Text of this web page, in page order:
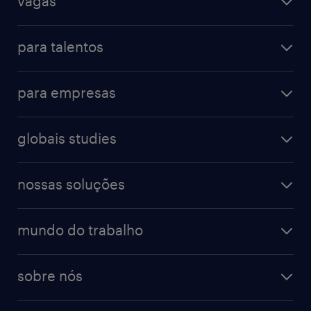
para talentos
para empresas
globais studies
nossas soluções
mundo do trabalho
sobre nós